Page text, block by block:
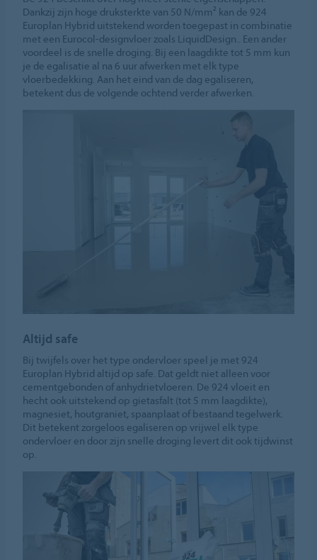
Dankzij zijn hoge druksterkte van 50 N/mm² kan de 924
Europlan Hybrid uitstekend worden toegepast in combinatie
met een Eurocol-designvloer zoals LiquidDesign.. Een ander
voordeel is de snelle droging. Bij een laagdikte tot 5 mm kun
je de egalisatie al na 6 uur afwerken met elk type
vloerbedekking. Aan het eind van de dag egaliseren,
betekent dus de volgende ochtend verder afwerken.
Altijd safe
Bij twijfels over het type ondervloer speel je met 924
Europlan Hybrid altijd op safe. Dat geldt niet alleen voor
cementgebonden of anhydrietvloeren. De 924 vloeit en
hecht ook uitstekend op gietasfalt (tot 5 mm laagdikte),
magnesiet, houtgraniet, spaanplaat of bestaand tegelwerk.
Dit betekent zorgeloos egaliseren op vrijwel elk type
ondervloer en door zijn snelle droging levert dit ook tijdwinst
op.